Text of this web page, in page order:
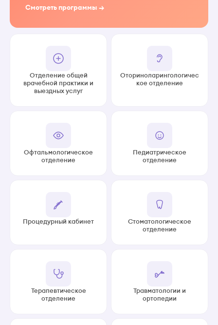
Смотреть программы →
Отделение общей
врачебной практики и
выездных услуг
Оториноларингологичес
кое отделение
Офтальмологическое
отделение
Педиатрическое
отделение
Процедурный кабинет
Стоматологическое
отделение
Терапевтическое
отделение
Травматологии и
ортопедии